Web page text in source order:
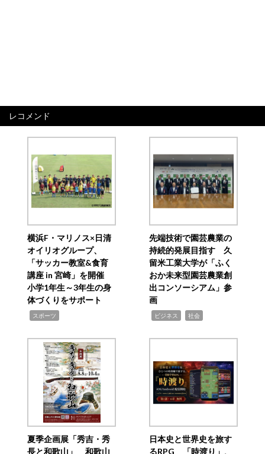
レコメンド
横浜F・マリノス×日清
オイリオグループ、
「サッカー教室&食育
講座 in 宮崎」を開催
小学1年生～3年生の身
体づくりをサポート
スポーツ
先端技術で園芸農業の
持続的発展目指す 久
留米工業大学が「ふく
おか未来型園芸農業創
出コンソーシアム」参
画
ビジネス 社会
夏季企画展「秀吉・秀
長と和歌山」 和歌山
日本史と世界史を旅す
るRPG 「時渡り」、